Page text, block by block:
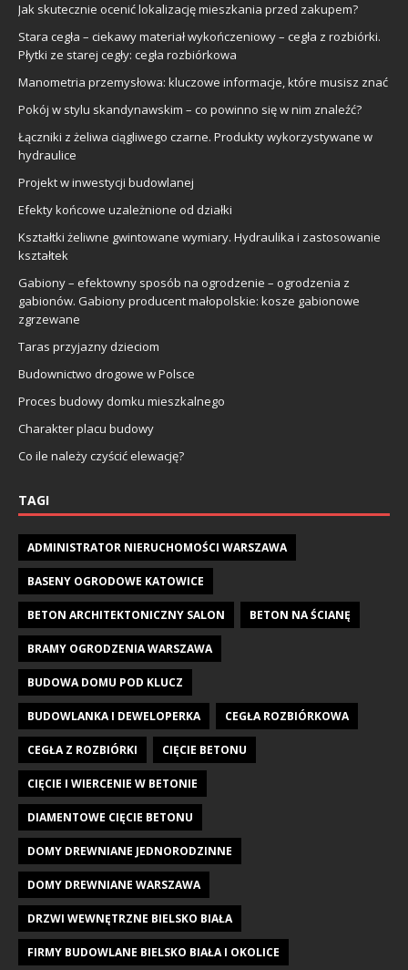
Jak skutecznie ocenić lokalizację mieszkania przed zakupem?
Stara cegła – ciekawy materiał wykończeniowy – cegła z rozbiórki.
Płytki ze starej cegły: cegła rozbiórkowa
Manometria przemysłowa: kluczowe informacje, które musisz znać
Pokój w stylu skandynawskim – co powinno się w nim znaleźć?
Łączniki z żeliwa ciągliwego czarne. Produkty wykorzystywane w
hydraulice
Projekt w inwestycji budowlanej
Efekty końcowe uzależnione od działki
Kształtki żeliwne gwintowane wymiary. Hydraulika i zastosowanie
kształtek
Gabiony – efektowny sposób na ogrodzenie – ogrodzenia z
gabionów. Gabiony producent małopolskie: kosze gabionowe
zgrzewane
Taras przyjazny dzieciom
Budownictwo drogowe w Polsce
Proces budowy domku mieszkalnego
Charakter placu budowy
Co ile należy czyścić elewację?
TAGI
ADMINISTRATOR NIERUCHOMOŚCI WARSZAWA
BASENY OGRODOWE KATOWICE
BETON ARCHITEKTONICZNY SALON BETON NA ŚCIANĘ
BRAMY OGRODZENIA WARSZAWA
BUDOWA DOMU POD KLUCZ
BUDOWLANKA I DEWELOPERKA CEGŁA ROZBIÓRKOWA
CEGŁA Z ROZBIÓRKI CIĘCIE BETONU
CIĘCIE I WIERCENIE W BETONIE
DIAMENTOWE CIĘCIE BETONU
DOMY DREWNIANE JEDNORODZINNE
DOMY DREWNIANE WARSZAWA
DRZWI WEWNĘTRZNE BIELSKO BIAŁA
FIRMY BUDOWLANE BIELSKO BIAŁA I OKOLICE